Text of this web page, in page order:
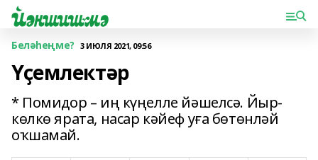
Беләһеңме? 3 ИЮЛЯ 2021, 09:56
Үҫемлектәр
* Помидор – иң күңелле йәшелсә. Йыр-
көлкө ярата, насар кәйеф уға бөтөнләй
оҡшамай.